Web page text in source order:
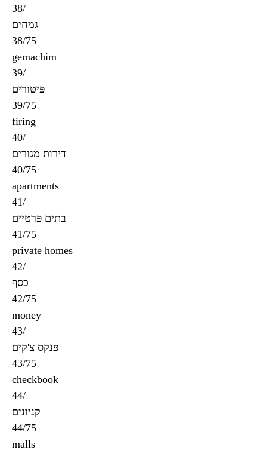
38/
גמחים
38/75
gemachim
39/
פּיטורים
39/75
firing
40/
דירות מגורים
40/75
apartments
41/
בתים פּרטיים
41/75
private homes
42/
כסף
42/75
money
43/
פּנקס צ'קים
43/75
checkbook
44/
קניונים
44/75
malls